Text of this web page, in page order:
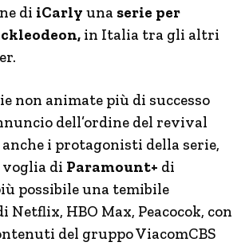
di iCarly una serie per
in Italia tra gli altri
non animate più di successo
dell’ordine del revival
i protagonisti della serie,
di Paramount+ di
possibile una temibile
Netflix, HBO Max, Peacocok, con
del gruppo ViacomCBS